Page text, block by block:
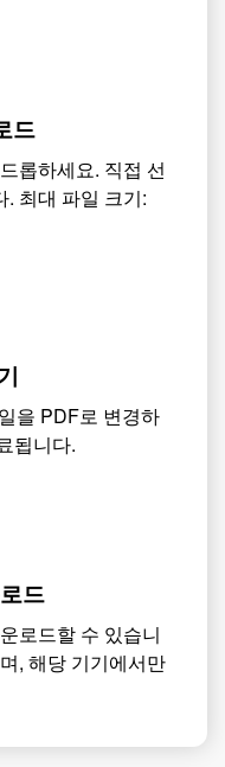
드
롭하세요. 직접 선
. 최대 파일 크기:
을 PDF로 변경하
됩니다.
드
로드할 수 있습니
, 해당 기기에서만